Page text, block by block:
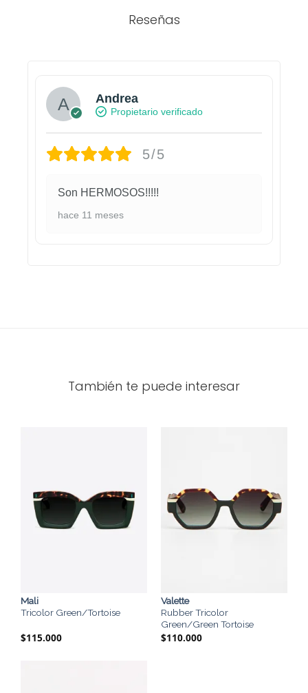
Reseñas
Andrea
Propietario verificado
5/5
Son HERMOSOS!!!!!
hace 11 meses
También te puede interesar
Mali
Tricolor Green/Tortoise
$115.000
Valette
Rubber Tricolor
Green/Green Tortoise
$110.000